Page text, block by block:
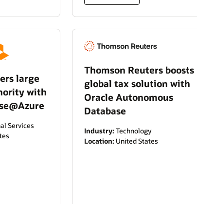
large
with
Services
Thomson Reuters boosts
global tax solution with
Oracle Autonomous
Database
Industry: Technology
Location: United States